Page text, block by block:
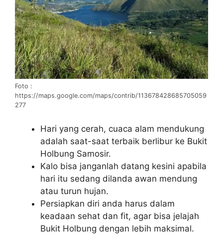
Foto :
https://maps.google.com/maps/contrib/113678428685705059
277
Hari yang cerah, cuaca alam mendukung
adalah saat-saat terbaik berlibur ke Bukit
Holbung Samosir.
Kalo bisa janganlah datang kesini apabila
hari itu sedang dilanda awan mendung
atau turun hujan.
Persiapkan diri anda harus dalam
keadaan sehat dan fit, agar bisa jelajah
Bukit Holbung dengan lebih maksimal.